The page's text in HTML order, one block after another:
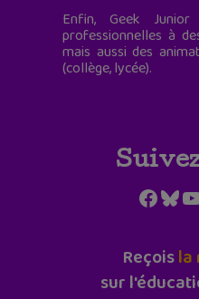
Enfin, Geek
professionnelles à
mais aussi des
(collège, lycée).
Reçoisla
sur